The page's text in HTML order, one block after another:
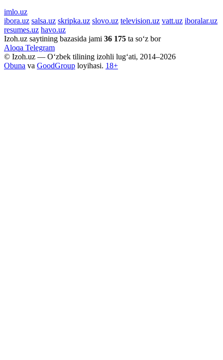
imlo.uz
ibora.uz salsa.uz skripka.uz slovo.uz television.uz vatt.uz iboralar.uz
resumes.uz havo.uz
Izoh.uz saytining bazasida jami 36 175 ta so‘z bor
Aloqa Telegram
© Izoh.uz — O‘zbek tilining izohli lug‘ati, 2014–2026
Obuna va GoodGroup loyihasi. 18+